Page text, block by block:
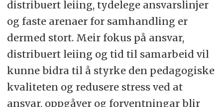
distribuert leiing, tydelege ansvarslinjer
og faste arenaer for samhandling er
dermed stort. Meir fokus på ansvar,
distribuert leiing og tid til samarbeid vil
kunne bidra til å styrke den pedagogiske
kvaliteten og redusere stress ved at
ansvar, oppgåver og forventningar blir